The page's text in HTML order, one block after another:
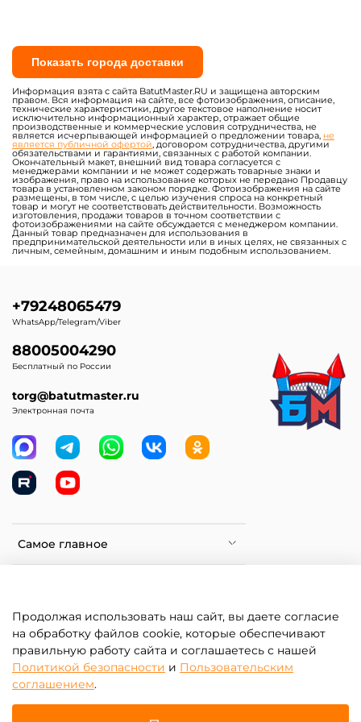
Показать города доставки
Информация взята с сайта BatutMaster.RU и защищена авторским
правом. Вся информация на сайте, все фотоизображения, описание,
технические характеристики, другое текстовое наполнение носит
исключительно информационный характер, отражает общие
производственные и коммерческие условия сотрудничества, не
является исчерпывающей информацией о предложении товара, не
является публичной офертой, договором сотрудничества, другими
обязательствами и гарантиями, связанных с работой компании.
Окончательный макет, внешний вид товара согласуется с
менеджерами компании и не может содержать товарные знаки и
изображения, право на использование которых не передано Продавцу
товара в установленном законом порядке. Фотоизображения на сайте
размещены, в том числе, с целью изучения спроса на конкретный
товар и могут не соответствовать действительности. Возможность
изготовления, продажи товаров в точном соответствии с
фотоизображениями на сайте обсуждается с менеджером компании.
Данный товар предназначен для использования в
предпринимательской деятельности или в иных целях, не связанных с
личным, семейным, домашним и иным подобным использованием.
Самое главное
Информация
+79248065479
WhatsApp/Telegram/Viber
88005004290
Бесплатный по России
torg@batutmaster.ru
Электронная почта
Продолжая использовать наш сайт, вы даете согласие
на обработку файлов cookie, которые обеспечивают
правильную работу сайта и соглашаетесь с нашей
Политикой безопасности и Пользовательским
соглашением.